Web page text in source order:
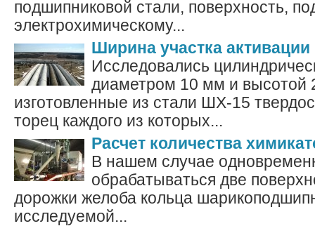
подшипниковой стали, поверхность,
электрохимическому...
Ширина участка активации
Исследовались
диаметром 10 мм и высотой
изготовленные из стали ШХ-15
торец каждого из которых...
Расчет количества
В нашем случае
обрабатываться две
дорожки желоба кольца
исследуемой...